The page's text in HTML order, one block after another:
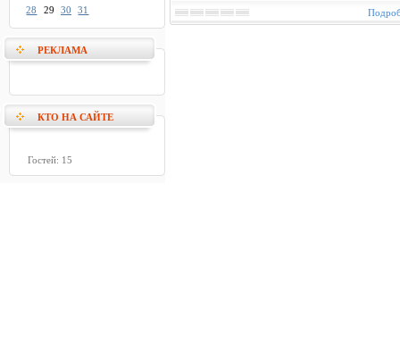
28
29 30 31
РЕКЛАМА
КТО НА САЙТЕ
Гостей: 15